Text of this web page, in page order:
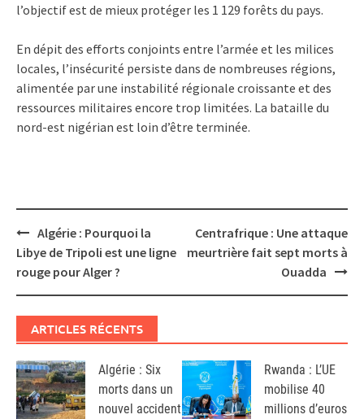
l’objectif est de mieux protéger les 1 129 forêts du pays.
En dépit des efforts conjoints entre l’armée et les milices
locales, l’insécurité persiste dans de nombreuses régions,
alimentée par une instabilité régionale croissante et des
ressources militaires encore trop limitées. La bataille du
nord-est nigérian est loin d’être terminée.
Post
navigation
Algérie : Pourquoi la
Libye de Tripoli est une ligne
rouge pour Alger ?
Centrafrique : Une attaque
meurtrière fait sept morts à
Ouadda
ARTICLES RÉCENTS
Algérie : Six
morts dans un
nouvel accident
Rwanda : L’UE
mobilise 40
millions d’euros